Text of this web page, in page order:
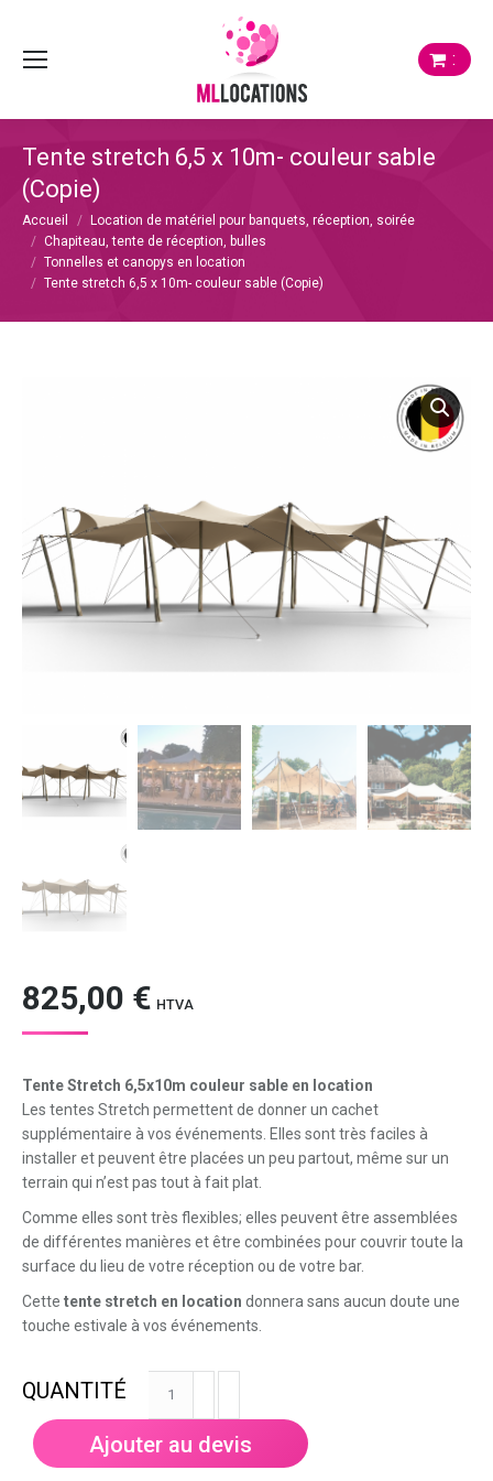
:
Tente stretch 6,5 x 10m- couleur sable
(Copie)
Vous êtes ici :
Accueil
Location de matériel pour banquets, réception, soirée
Chapiteau, tente de réception, bulles
Tonnelles et canopys en location
Tente stretch 6,5 x 10m- couleur sable (Copie)
825,00 € HTVA
Tente Stretch 6,5x10m couleur sable en location
Les tentes Stretch permettent de donner un cachet
supplémentaire à vos événements. Elles sont très faciles à
installer et peuvent être placées un peu partout, même sur un
terrain qui n’est pas tout à fait plat.
Comme elles sont très flexibles; elles peuvent être assemblées
de différentes manières et être combinées pour couvrir toute la
surface du lieu de votre réception ou de votre bar.
Cette tente stretch en location donnera sans aucun doute une
touche estivale à vos événements.
stretch
Ajouter au devis